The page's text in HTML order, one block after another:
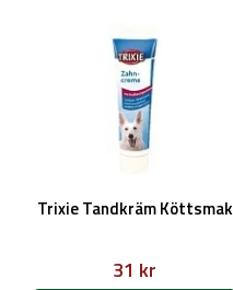
Trixie Tandkräm Köttsmak
31 kr